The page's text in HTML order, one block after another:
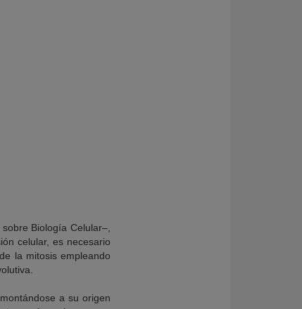
Biología Celular–,
celular, es necesario
la mitosis empleando
a su origen